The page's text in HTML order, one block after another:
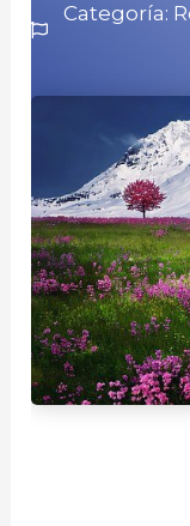
Categoría: